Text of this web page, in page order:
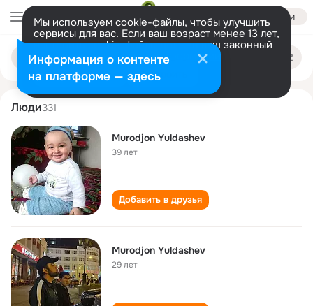
Войти
Мы используем cookie-файлы, чтобы улучшить
сервисы для вас. Если ваш возраст менее 13 лет,
настроить cookie-файлы должен ваш законный
представитель. Больше информации
Разрешить все Настроить
Поиск
людям
murodjon yuldashev
Люди331
Murodjon Yuldashev
39 лет
Добавить в друзья
Murodjon Yuldashev
29 лет
Информация о контенте
на платформе — здесь